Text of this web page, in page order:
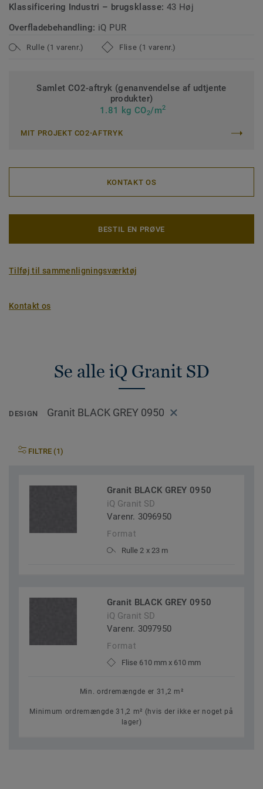
Klassificering Industri – brugsklasse: 43 Høj
Overfladebehandling: iQ PUR
Rulle (1 varenr.) Flise (1 varenr.)
Samlet CO2-aftryk (genanvendelse af udtjente
produkter)
1.81 kg CO2/m2
MIT PROJEKT CO2-AFTRYK
KONTAKT OS
BESTIL EN PRØVE
Tilføj til sammenligningsværktøj
Kontakt os
Se alle iQ Granit SD
DESIGN Granit BLACK GREY 0950
FILTRE (1)
Granit BLACK GREY 0950
iQ Granit SD
Varenr. 3096950
Format
Rulle 2 x 23 m
Granit BLACK GREY 0950
iQ Granit SD
Varenr. 3097950
Format
Flise 610 mm x 610 mm
Min. ordremængde er 31,2 m²
Minimum ordremængde 31,2 m² (hvis der ikke er noget på
lager)